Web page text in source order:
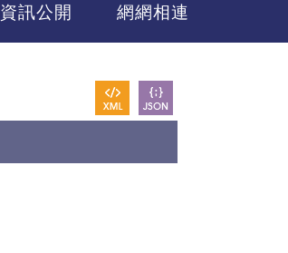
資訊公開 網網相連